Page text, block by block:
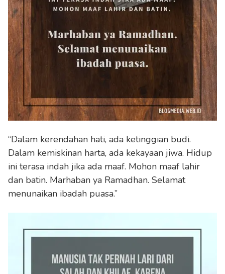
“Dalam kerendahan hati, ada ketinggian budi.
Dalam kemiskinan harta, ada kekayaan jiwa. Hidup
ini terasa indah jika ada maaf. Mohon maaf lahir
dan batin. Marhaban ya Ramadhan. Selamat
menunaikan ibadah puasa.”